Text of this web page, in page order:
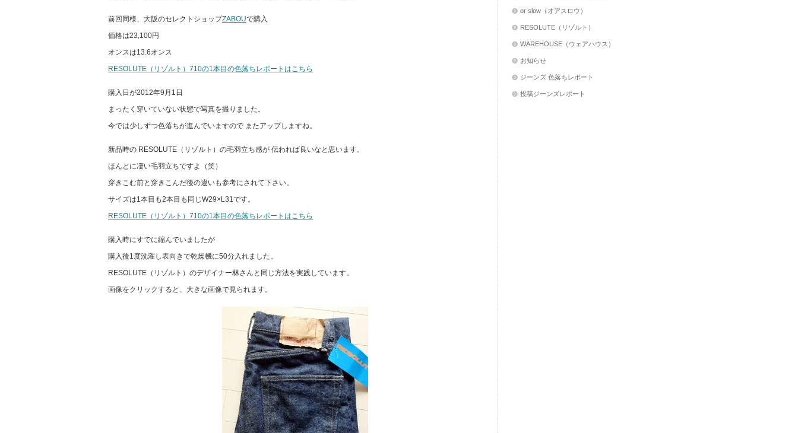
前回同様、大阪のセレクトショップZABOUで購入
価格は23,100円
オンスは13.6オンス
RESOLUTE（リゾルト）710の1本目の色落ちレポートはこちら
購入日が2012年9月1日
まったく穿いていない状態で写真を撮りました。
今では少しずつ色落ちが進んでいますので またアップしますね。
新品時の RESOLUTE（リゾルト）の毛羽立ち感が 伝われば良いなと思います。
ほんとに凄い毛羽立ちですよ（笑）
穿きこむ前と穿きこんだ後の違いも参考にされて下さい。
サイズは1本目も2本目も同じW29×L31です。
RESOLUTE（リゾルト）710の1本目の色落ちレポートはこちら
購入時にすでに縮んでいましたが
購入後1度洗濯し表向きで乾燥機に50分入れました。
RESOLUTE（リゾルト）のデザイナー林さんと同じ方法を実践しています。
画像をクリックすると、大きな画像で見られます。
or slow（オアスロウ）
RESOLUTE（リゾルト）
WAREHOUSE（ウェアハウス）
お知らせ
ジーンズ 色落ちレポート
投稿ジーンズレポート